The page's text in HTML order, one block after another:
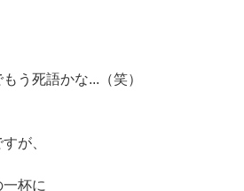
う死語かな...（笑）
が、
杯に